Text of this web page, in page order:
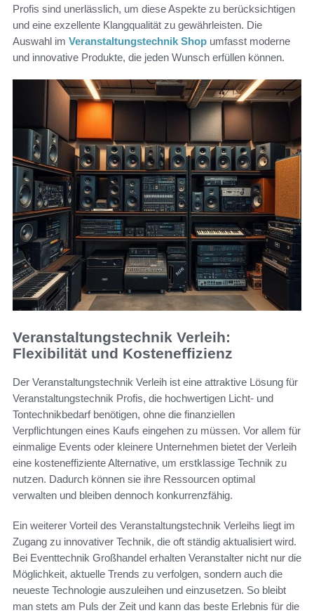
Profis sind unerlässlich, um diese Aspekte zu berücksichtigen
und eine exzellente Klangqualität zu gewährleisten. Die
Auswahl im Veranstaltungstechnik Shop umfasst moderne
und innovative Produkte, die jeden Wunsch erfüllen können.
Veranstaltungstechnik Verleih:
Flexibilität und Kosteneffizienz
Der Veranstaltungstechnik Verleih ist eine attraktive Lösung für
Veranstaltungstechnik Profis, die hochwertigen Licht- und
Tontechnikbedarf benötigen, ohne die finanziellen
Verpflichtungen eines Kaufs eingehen zu müssen. Vor allem für
einmalige Events oder kleinere Unternehmen bietet der Verleih
eine kosteneffiziente Alternative, um erstklassige Technik zu
nutzen. Dadurch können sie ihre Ressourcen optimal
verwalten und bleiben dennoch konkurrenzfähig.
Ein weiterer Vorteil des Veranstaltungstechnik Verleihs liegt im
Zugang zu innovativer Technik, die oft ständig aktualisiert wird.
Bei Eventtechnik Großhandel erhalten Veranstalter nicht nur die
Möglichkeit, aktuelle Trends zu verfolgen, sondern auch die
neueste Technologie auszuleihen und einzusetzen. So bleibt
man stets am Puls der Zeit und kann das beste Erlebnis für die